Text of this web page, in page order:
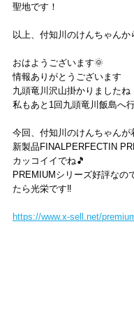
聖地です！
以上、付知川のけんちゃんか
おはようございます🌞
情報ありがとうございます
九頭竜川沢山掛かりましたね
私もあと1回九頭竜川飯島へ
今回、付知川のけんちゃんが
新製品FINALPERFECTIN
カッコイイでね🎵
PREMIUMシリーズ好評なの
たら光栄です‼️
https://www.x-sell.net/